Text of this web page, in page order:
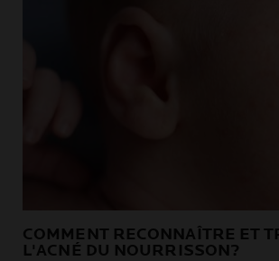
COMMENT RECONNAÎTRE ET
L'ACNÉ DU NOURRISSON?